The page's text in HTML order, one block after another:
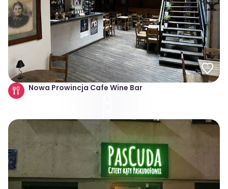
Nowa Prowincja Cafe Wine Bar